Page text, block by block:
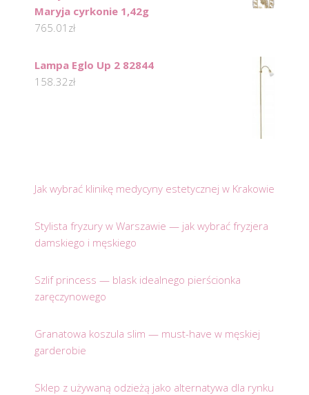
Maryja cyrkonie 1,42g
765.01 zł
Lampa Eglo Up 2 82844
158.32zł
Jak wybrać klinikę medycyny estetycznej w Krakowie
Stylista fryzury w Warszawie — jak wybrać fryzjera
damskiego i męskiego
Szlif princess — blask idealnego pierścionka
zaręczynowego
Granatowa koszula slim — must-have w męskiej
garderobie
Sklep z używaną odzieżą jako alternatywa dla rynku